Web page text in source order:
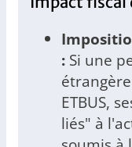
: Si une
ETBUS,
liés" à